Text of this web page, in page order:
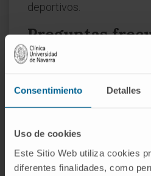
Consentimiento Detalles
Uso de cookies
Este Sitio Web utiliza cookies
diferentes finalidades, como
deportivos.
Preguntas
¿Es lo mismo
Sí. Son dos nombres
acuñada en 1838 por
nombre alternativo
1866 a partir del latín